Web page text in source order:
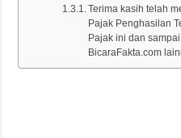
Terima kasih telah
Pajak Penghasilan
Pajak ini dan
BicaraFakta.com